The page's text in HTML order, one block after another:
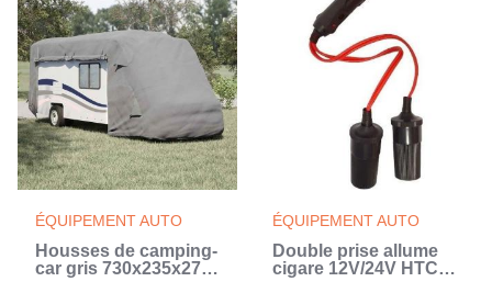
ÉQUIPEMENT AUTO
Housses de camping-
car gris 730x235x275
ÉQUIPEMENT AUTO
Double prise allume
cigare 12V/24V HTC